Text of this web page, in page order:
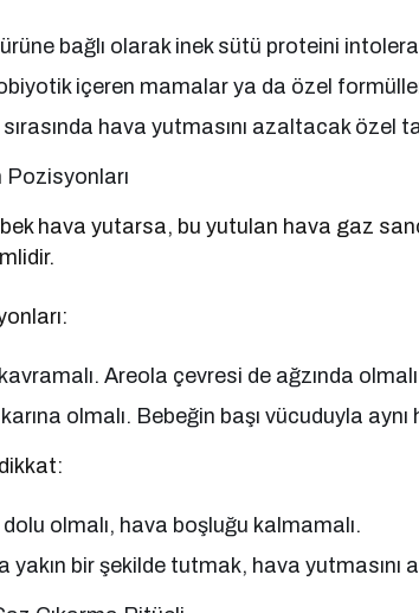
bağlı olarak inek sütü proteini
içeren mamalar ya da özel
hava yutmasını azaltacak özel
hava yutarsa, bu yutulan hava gaz
Areola çevresi de ağzında
olmalı. Bebeğin başı vücuduyla
olmalı, hava boşluğu kalmamalı.
yakın bir şekilde tutmak, hava yutmasını